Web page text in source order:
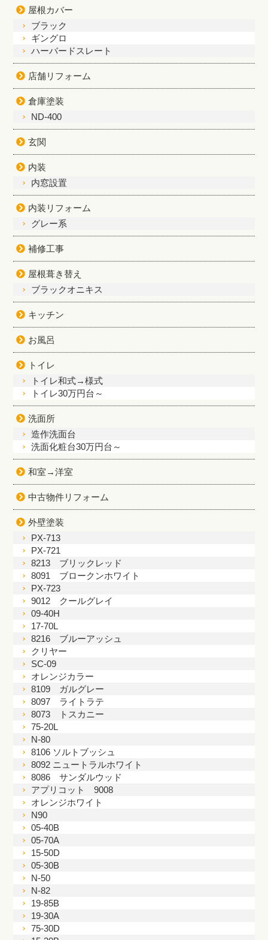
屋根カバー
ブラック
ギングロ
ハーバードスレート
店舗リフォーム
倉庫塗装
ND-400
玄関
内装
内窓設置
内装リフォーム
グレー系
補修工事
屋根葺き替え
ブラックオニキス
キッチン
お風呂
トイレ
トイレ和式→様式
トイレ30万円台～
洗面所
造作洗面台
洗面化粧台30万円台～
和室→洋室
中古物件リフォーム
外壁塗装
PX-713
PX-721
8213 ブリックレッド
8091 ブロークンホワイト
PX-723
9012 クールグレイ
09-40H
17-70L
8216 ブルーアッシュ
クリヤー
SC-09
オレンジカラー
8109 ガルグレー
8097 ライトラテ
8073 トスカニー
75-20L
N-80
8106 ソルトブッシュ
8092 ニュートラルホワイト
8086 サンダルウッド
アプリコット 9008
オレンジホワイト
N90
05-40B
05-70A
15-50D
05-30B
N-50
N-82
19-85B
19-30A
75-30D